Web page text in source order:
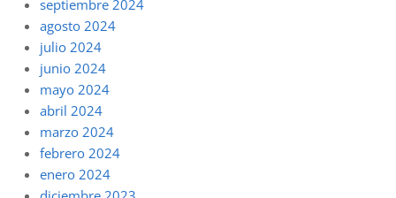
septiembre 2024
agosto 2024
julio 2024
junio 2024
mayo 2024
abril 2024
marzo 2024
febrero 2024
enero 2024